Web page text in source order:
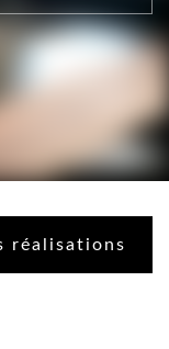
réalisations